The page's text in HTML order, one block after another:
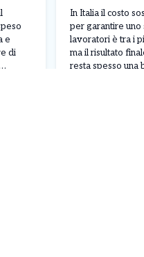
e
di
doppio.
costo del
in Europa. I
In Italia il costo
per garantire uno
lavoratori è tra i
ma il risultato
resta spesso una